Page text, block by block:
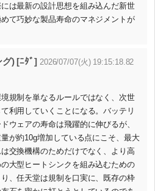
は最新の設計思想を組み込んだ新世
て巧妙な製品寿命のマネジメントが
グ) [ﾆﾀﾞ] 2026/07/07(火) 19:15:18.82
規制を単なるルールではなく、次世
利用していくことになる。バッテリ
ウェアの寿命は飛躍的に伸びるが、
が約10g増加している点にこそ、最大
交換機構のためだけでなく、より高
大型ヒートシンクを組み込むための
、任天堂は規制を口実に、既存の枠